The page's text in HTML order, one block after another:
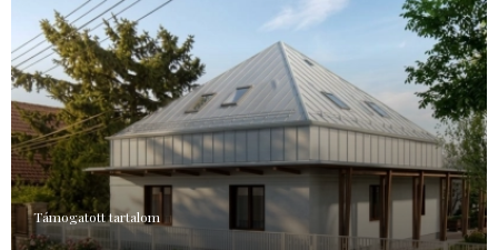
Támogatott tartalom